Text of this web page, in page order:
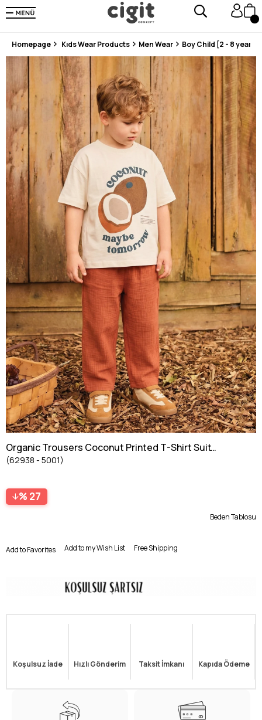
En Uygun Fiyat Garantisi !
300₺ ve Üzeri Alışverişlerde Kargo Ücretsiz !
Homepage Kıds Wear Products Men Wear Boy Child [2 - 8 years]
Organic Trousers Coconut Printed T-Shirt Suit
Age 3-10 ECRU
(62938 - 5001)
27
Beden Tablosu
Add to Favorites Add to my Wish List Free Shipping
Koşulsuz İade Hızlı Gönderim Taksit İmkanı Kapıda Ödeme